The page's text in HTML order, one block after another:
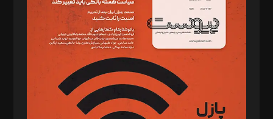
د‌بیر ناداستان: سمانه سمیع
د‌بیر خدمت و تجارت: ابوالفضل رجبی
د‌بیر حقوق فناوری: حسام‌الدین ایپکچی
د‌بیر پیوست جهان: مینا پاکدل
د‌بیر تحریریه آنلاین: بابک نقاش
تحریریه‌: مجتبی محمود‌ی، آرش برهمند، یسنا امان‌پور، سروش کرمیان،
مصطفی مسجدی آرانی، ابوالفضل رجبی، زهرا فکرانه، فائزه فتحی